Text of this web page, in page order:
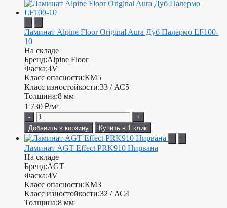
Ламинат Alpine Floor Original Aura Дуб Палермо LF100-
10
На складе
Бренд:Alpine Floor
Фаска:4V
Класс опасности:КМ5
Класс изностойкости:33 / АС5
Толщина:8 мм
1 730 ₽/м²
-
+
Добавить в корзину
Купить в 1 клик
Ламинат AGT Effect PRK910 Нирвана
На складе
Бренд:AGT
Фаска:4V
Класс опасности:КМ3
Класс изностойкости:32 / АС4
Толщина:8 мм